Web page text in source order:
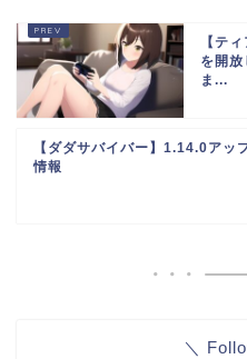
【テ
を開
ま...
【ダダサバイバー】1.14.0アッ
情報
＼